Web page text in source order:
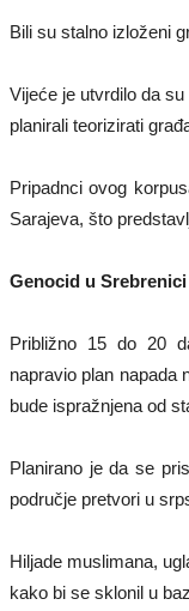
Bili su stalno izloženi
Vijeće je utvrdilo da
planirali teorizirati
Pripadnci ovog
Sarajeva, što
Genocid u Srebrenici
Približno 15 do 20
napravio plan napada
bude ispražnjena od
Planirano je da se
područje pretvori u
Hiljade muslimana,
kako bi se sklonil u